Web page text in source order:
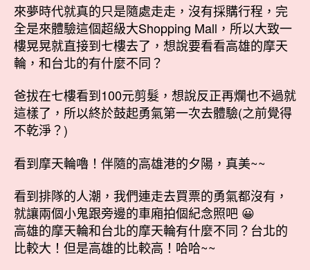
來夢時代就真的只是隨處走走，沒有採購行程，完
全是來體驗這個超級大Shopping Mall，所以大致一
樓晃晃就直接到七樓去了，想說要看看高雄的摩天
輪，和台北的有什麼不同？
爸拔在七樓看到100元剪髮，想說反正再爛也不過就
這樣了，所以終於鼓起勇氣第一次去體驗(之前覺得
不乾淨？)
看到摩天輪嚕！伴隨的高雄港的夕陽，真美~~
看到排隊的人潮，我們連走去買票的勇氣都沒有，
就讓兩個小鬼跟旁邊的車廂拍個紀念照吧 😀
高雄的摩天輪和台北的摩天輪有什麼不同？台北的
比較大！但是高雄的比較高！哈哈~~